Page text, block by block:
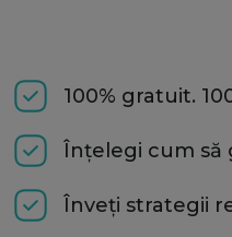
100% gratuit.
Înțelegi cum să
Înveți strategii